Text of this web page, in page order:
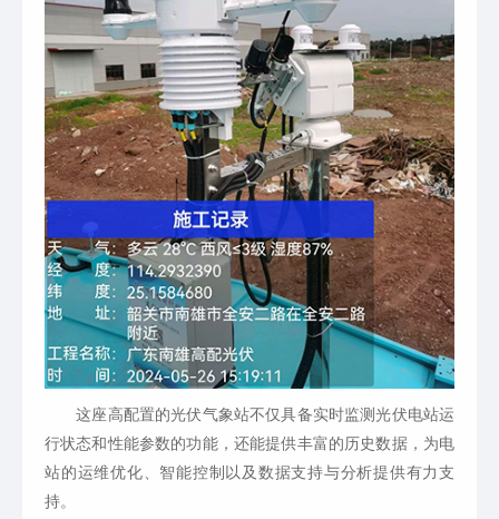
这座高配置的光伏气象站不仅具备实时监测光伏电站运
行状态和性能参数的功能，还能提供丰富的历史数据，为电
站的运维优化、智能控制以及数据支持与分析提供有力支
持。